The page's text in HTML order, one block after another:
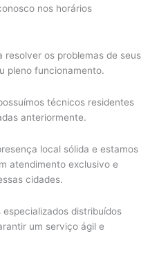
nos horários
resolver os problemas de seus
pleno funcionamento.
técnicos residentes
anteriormente.
local sólida e estamos
atendimento exclusivo e
cidades.
distribuídos
um serviço ágil e